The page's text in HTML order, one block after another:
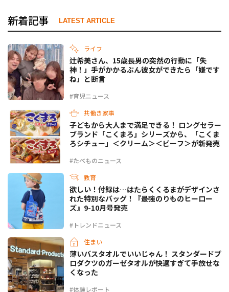
新着記事 LATEST ARTICLE
ライフ
#育児ニュース
辻希美さん、15歳長男の突然の行動に「失
神！」手がかかるぶん彼女ができたら「嫌です
ね」と断言
共働き家事
#たべものニュース
子どもから大人まで満足できる！ ロングセラー
ブランド「こくまろ」シリーズから、「こくま
ろシチュー」＜クリーム＞＜ビーフ＞が新発売
教育
#トレンドニュース
欲しい！付録は…はたらくくるまがデザインさ
れた特別なバッグ！『最強のりものヒーロー
ズ』9-10月号発売
住まい
#体験レポート
薄いバスタオルでいいじゃん！ スタンダードプ
ロダクツのガーゼタオルが快適すぎて手放せな
くなった